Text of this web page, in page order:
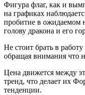
Фигура флаг, как и
на графиках
пробитие в ожидаемом
голову дракона и его
Не стоит брать в
обращая внимания что
Цена движется между
тренд, что делает их
тенденции.